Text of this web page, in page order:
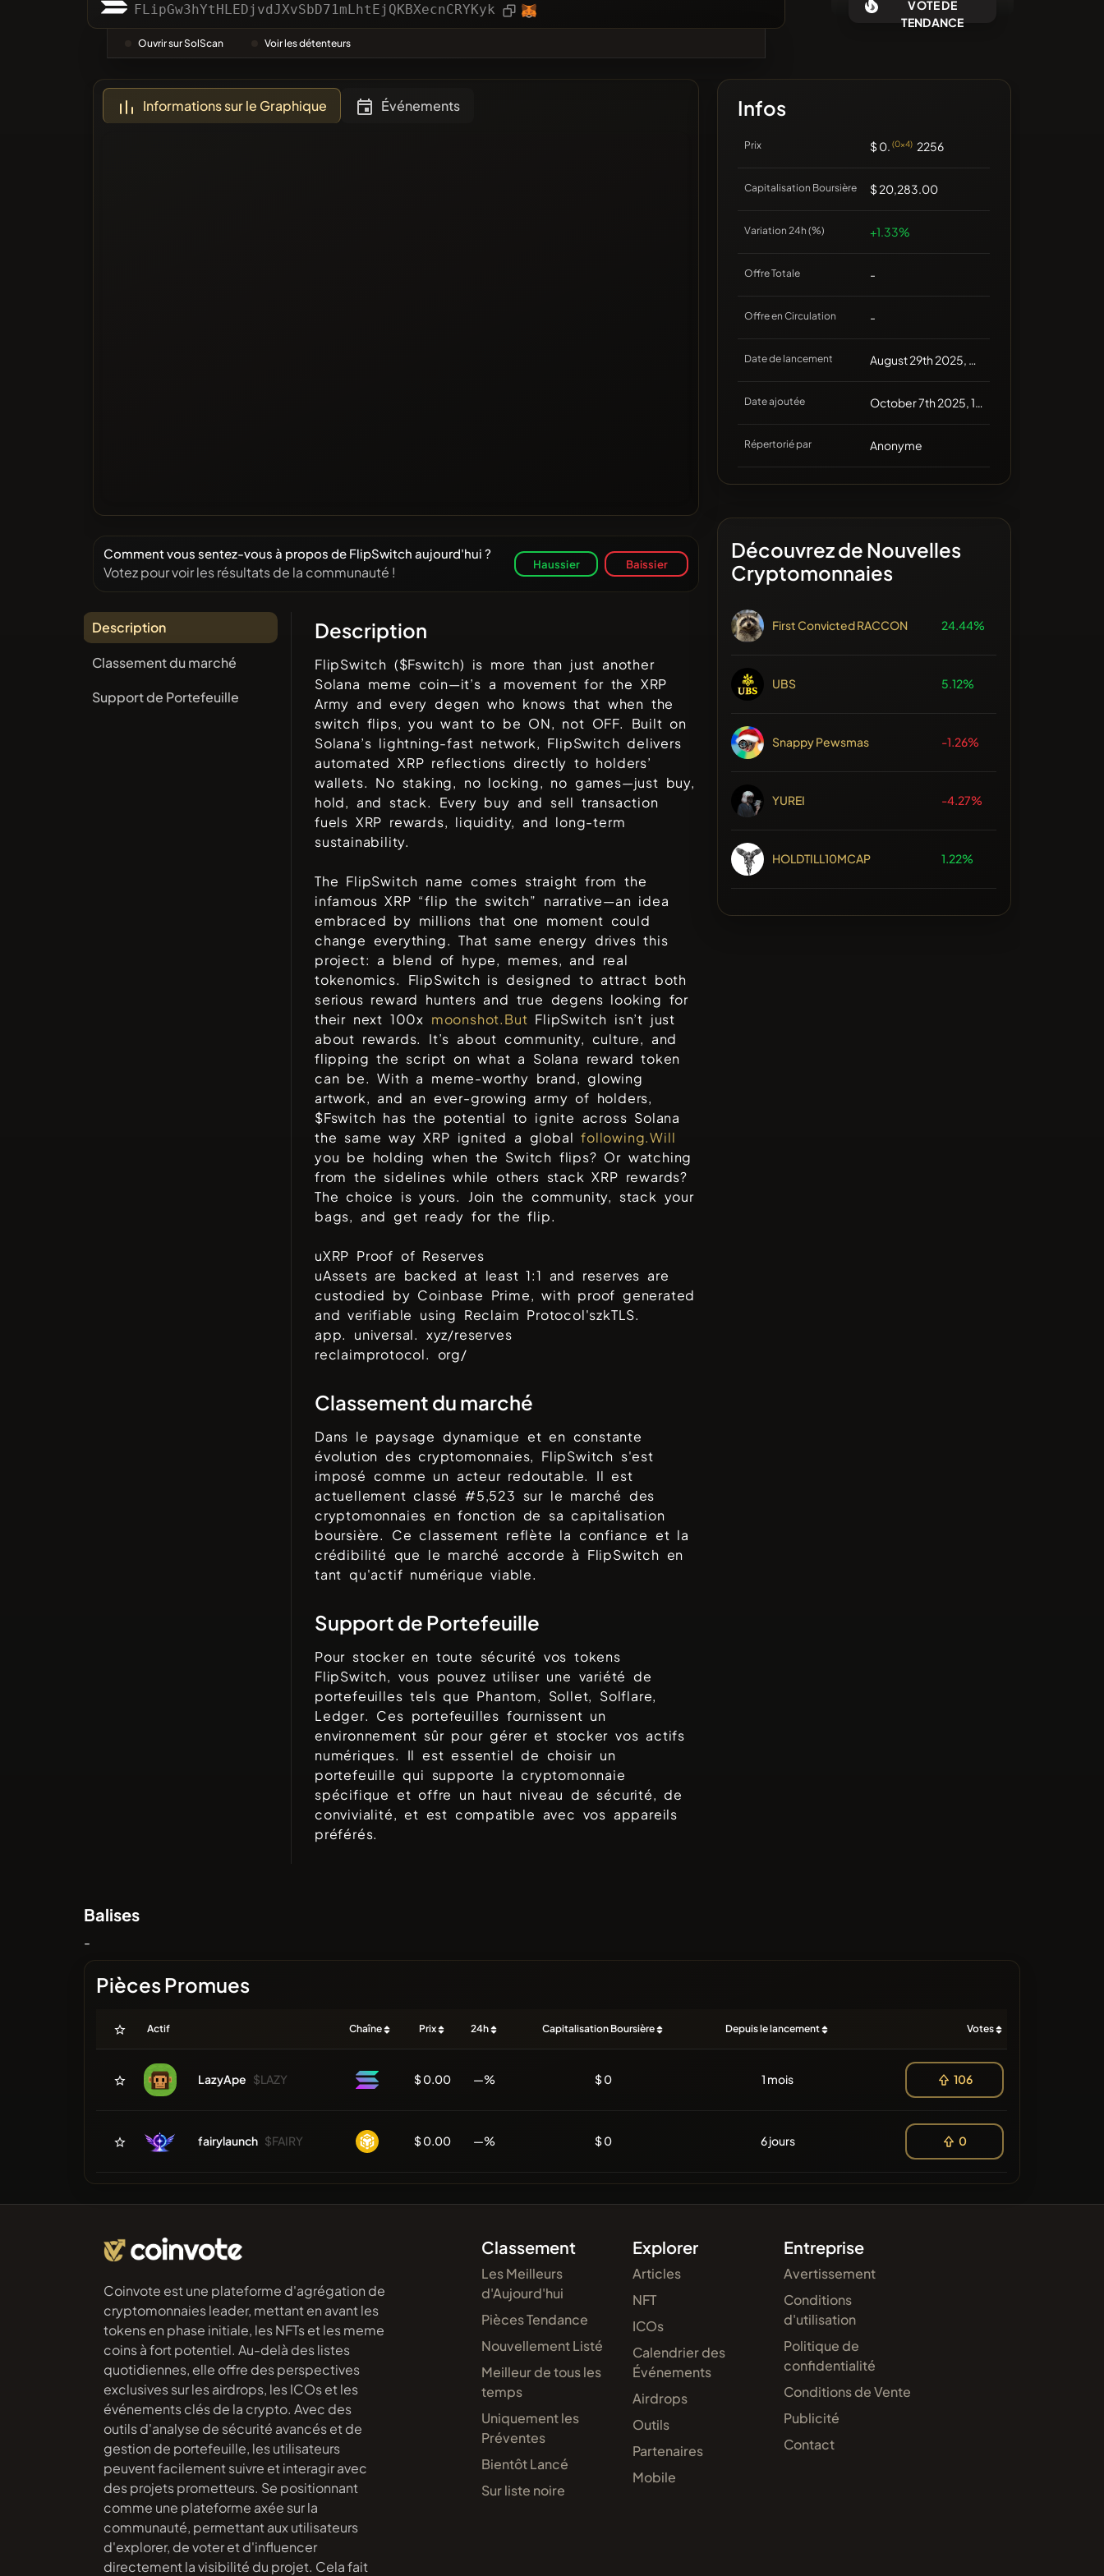
Catégories
Le Plus Voté
Sur liste noire
❌Aucune pièce récente
FLipGw3hYtHLEDjvdJXvSbD71mLhtEjQKBXecnCRYKyk
Ouvrir sur SolScan Voir les détenteurs
VOTE DE
TENDANCE
Informations sur le Graphique Événements
Comment vous sentez-vous à propos de FlipSwitch aujourd'hui ?
Votez pour voir les résultats de la communauté ! Haussier Baissier
Description
Classement du marché
Support de Portefeuille
Description
FlipSwitch ($Fswitch) is more than just another
Solana meme coin—it’s a movement for the XRP
Army and every degen who knows that when the
switch flips, you want to be ON, not OFF. Built on
Solana’s lightning-fast network, FlipSwitch delivers
automated XRP reflections directly to holders’
wallets. No staking, no locking, no games—just buy,
hold, and stack. Every buy and sell transaction
fuels XRP rewards, liquidity, and long-term
sustainability.
The FlipSwitch name comes straight from the
infamous XRP “flip the switch” narrative—an idea
embraced by millions that one moment could
change everything. That same energy drives this
project: a blend of hype, memes, and real
tokenomics. FlipSwitch is designed to attract both
serious reward hunters and true degens looking for
their next 100x moonshot.But FlipSwitch isn’t just
about rewards. It’s about community, culture, and
flipping the script on what a Solana reward token
can be. With a meme-worthy brand, glowing
artwork, and an ever-growing army of holders,
$Fswitch has the potential to ignite across Solana
the same way XRP ignited a globalfollowing.Will
you be holding when the Switch flips? Or watching
from the sidelines while others stack XRP rewards?
The choice is yours. Join the community, stack your
bags, and get ready for the flip.
uXRP Proof of Reserves
uAssets are backed at least 1:1 and reserves are
custodied by Coinbase Prime, with proof generated
and verifiable using Reclaim Protocol'szkTLS.
app. universal. xyz/reserves
reclaimprotocol. org/
Classement du marché
Dans le paysage dynamique et en constante
évolution des cryptomonnaies, FlipSwitch s'est
imposé comme un acteur redoutable. Il est
actuellement classé #5,523 sur le marché des
cryptomonnaies en fonction de sa capitalisation
boursière. Ce classement reflète la confiance et la
crédibilité que le marché accorde à FlipSwitch en
tant qu'actif numérique viable.
Support de Portefeuille
Pour stocker en toute sécurité vos tokens
FlipSwitch, vous pouvez utiliser une variété de
portefeuilles tels que Phantom, Sollet, Solflare,
Ledger. Ces portefeuilles fournissent un
environnement sûr pour gérer et stocker vos actifs
numériques. Il est essentiel de choisir un
portefeuille qui supporte la cryptomonnaie
spécifique et offre un haut niveau de sécurité, de
convivialité, et est compatible avec vos appareils
préférés.
Infos
Prix $ 0. (0x4) 2256
Capitalisation Boursière $ 20,283.00
Variation 24h (%) +1.33%
Offre Totale -
Offre en Circulation -
Date de lancement August 29th 2025, 00:00
Date ajoutée October 7th 2025, 13:04
Répertorié par Anonyme
Découvrez de Nouvelles
Cryptomonnaies
First Convicted RACCON 24.44%
UBS 5.12%
Snappy Pewsmas -1.26%
YUREI -4.27%
HOLDTILL10MCAP 1.22%
Balises
-
Pièces Promues
Actif Chaîne Prix 24h Capitalisation Boursière Depuis le lancement Votes
LazyApe $LAZY $ 0.00 —% $ 0 1 mois 106
fairylaunch $FAIRY $ 0.00 —% $ 0 6 jours 0
Coinvote est une plateforme d'agrégation de
cryptomonnaies leader, mettant en avant les
tokens en phase initiale, les NFTs et les meme
coins à fort potentiel. Au-delà des listes
quotidiennes, elle offre des perspectives
exclusives sur les airdrops, les ICOs et les
événements clés de la crypto. Avec des
outils d'analyse de sécurité avancés et de
gestion de portefeuille, les utilisateurs
peuvent facilement suivre et interagir avec
des projets prometteurs. Se positionnant
comme une plateforme axée sur la
communauté, permettant aux utilisateurs
d'explorer, de voter et d'influencer
directement la visibilité du projet. Cela fait
Classement
Les Meilleurs
d'Aujourd'hui
Pièces Tendance
Nouvellement Listé
Meilleur de tous les
temps
Uniquement les
Préventes
Bientôt Lancé
Sur liste noire
Explorer
Articles
NFT
ICOs
Calendrier des
Événements
Airdrops
Outils
Partenaires
Mobile
Entreprise
Avertissement
Conditions
d'utilisation
Politique de
confidentialité
Conditions de Vente
Publicité
Contact